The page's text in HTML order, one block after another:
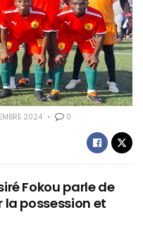
2024 0
Fokou parle de
la possession et